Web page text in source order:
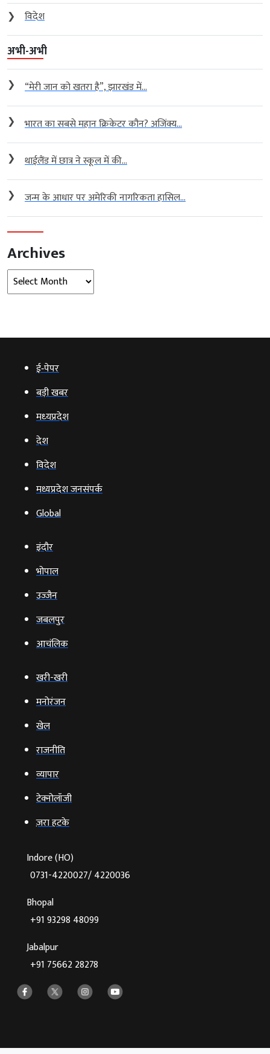
❯
विदेश
अभी-अभी
❯ “मेरी जान को खतरा है”, झारखंड में...
❯ भारत का सबसे महान क्रिकेटर कौन? अजिंक्य...
❯ थाईलैंड में छात्र ने स्कूल में की...
❯ जन्म के आधार पर अमेरिकी नागरिकता हासिल...
Archives
Archives
ई‑पेपर
बड़ी खबर
मध्‍यप्रदेश
देश
विदेश
मध्यप्रदेश जनसंपर्क
Global
इंदौर
भोपाल
उज्‍जैन
जबलपुर
आचंलिक
खरी-खरी
मनोरंजन
खेल
राजनीति
व्‍यापार
टेक्‍नोलॉजी
ज़रा हटके
Indore (HO)
0731-4220027/ 4220036
Bhopal
+91 93298 48099
Jabalpur
+91 75662 28278